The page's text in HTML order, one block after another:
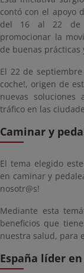
contó con el apoyo
del 16 al 22 de
promocionar la
de buenas
El 22 de
coche!, origen de
nuevas
tráfico en las
Caminar y
El tema elegido
en caminar y
nosotr@s!
Mediante esta
beneficios que
nuestra salud, para
España líder